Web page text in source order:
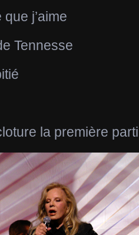
j’aime
Tennesse
la première